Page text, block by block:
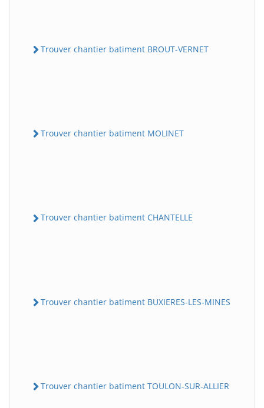
Trouver chantier batiment BROUT-VERNET
Trouver chantier batiment MOLINET
Trouver chantier batiment CHANTELLE
Trouver chantier batiment BUXIERES-LES-MINES
Trouver chantier batiment TOULON-SUR-ALLIER